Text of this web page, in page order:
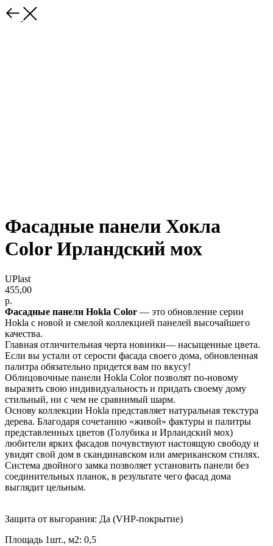
Фасадные панели Хокла
Color Ирландский мох
UPlast
455,00
р.
Фасадные панели Hokla Color — это обновление серии
Hokla с новой и смелой коллекцией панелей высочайшего
качества.
Главная отличительная черта новинки— насыщенные цвета.
Если вы устали от серости фасада своего дома, обновленная
палитра обязательно придется вам по вкусу!
Облицовочные панели Hokla Color позволят по-новому
выразить свою индивидуальность и придать своему дому
стильный, ни с чем не сравнимый шарм.
Основу коллекции Hokla представляет натуральная текстура
дерева. Благодаря сочетанию «живой» фактуры и палитры
представленных цветов (Голубика и Ирландский мох)
любители ярких фасадов почувствуют настоящую свободу и
увидят свой дом в скандинавском или американском стилях.
Система двойного замка позволяет установить панели без
соединительных планок, в результате чего фасад дома
выглядит цельным.
Защита от выгорания: Да (VHP-покрытие)
Площадь 1шт., м2: 0,5